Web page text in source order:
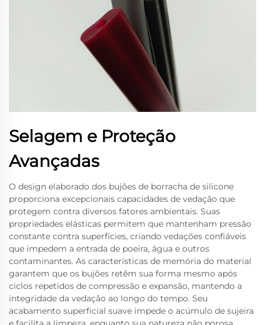
Selagem e Proteção
Avançadas
O design elaborado dos bujões de borracha de silicone
proporciona excepcionais capacidades de vedação que
protegem contra diversos fatores ambientais. Suas
propriedades elásticas permitem que mantenham pressão
constante contra superfícies, criando vedações confiáveis
que impedem a entrada de poeira, água e outros
contaminantes. As características de memória do material
garantem que os bujões retêm sua forma mesmo após
ciclos repetidos de compressão e expansão, mantendo a
integridade da vedação ao longo do tempo. Seu
acabamento superficial suave impede o acúmulo de sujeira